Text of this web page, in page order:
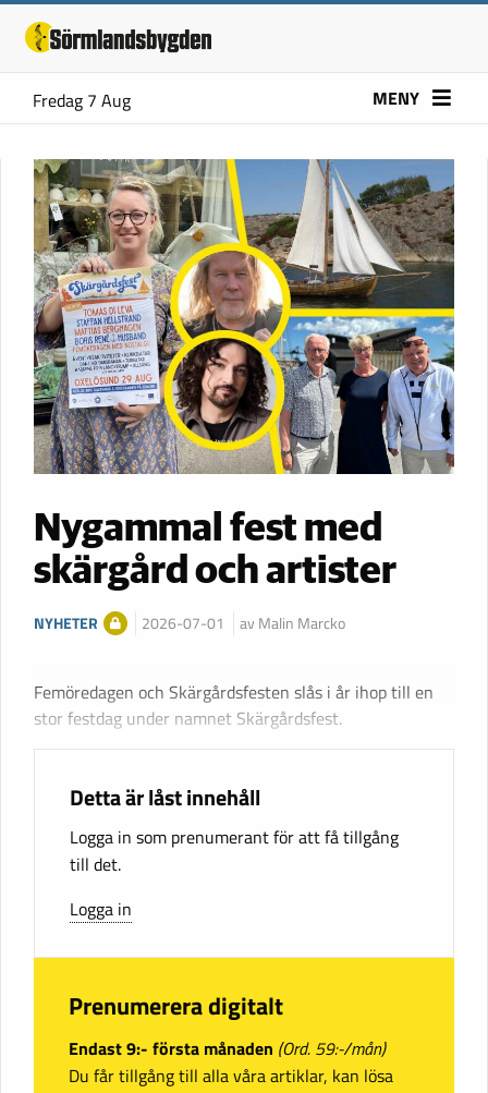
Fredag 7 Aug MENY
Nygammal fest med
skärgård och artister
NYHETER 2026-07-01 av Malin Marcko
Femöredagen och Skärgårdsfesten slås i år ihop till en
stor festdag under namnet Skärgårdsfest.
Detta är låst innehåll
Logga in som prenumerant för att få tillgång
till det.
Logga in
Prenumerera digitalt
Endast 9:- första månaden (Ord. 59:-/mån)
Du får tillgång till alla våra artiklar, kan lösa